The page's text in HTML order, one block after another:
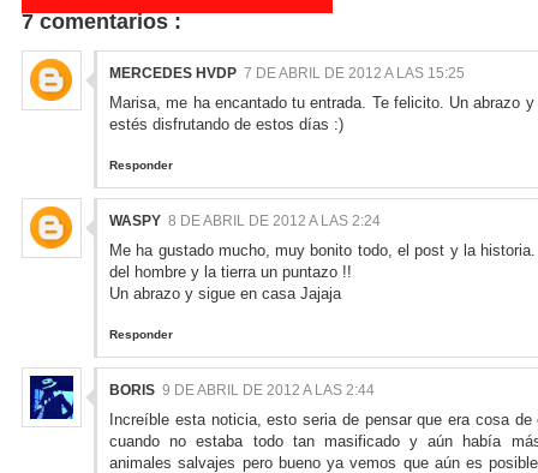
FACEBOOK
7 comentarios :
MERCEDES HVDP 7 DE ABRIL DE 2012 A LAS 15:25
Marisa, me ha encantado tu entrada. Te felicito. Un abrazo y
estés disfrutando de estos días :)
Responder
WASPY 8 DE ABRIL DE 2012 A LAS 2:24
Me ha gustado mucho, muy bonito todo, el post y la
del hombre y la tierra un puntazo !!
Un abrazo y sigue en casa Jajaja
Responder
BORIS 9 DE ABRIL DE 2012 A LAS 2:44
Increíble esta noticia, esto seria de pensar que era cosa de
cuando no estaba todo tan masificado y aún había
animales salvajes pero bueno ya vemos que aún es